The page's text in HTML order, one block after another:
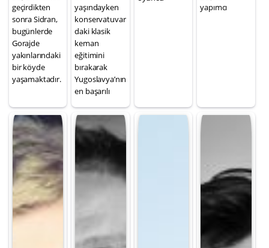
geçirdikten
sonra Sidran,
bugünlerde
Gorajde
yakınlarındaki
bir köyde
yaşamaktadır.
yaşındayken
konservatuvar
daki klasik
keman
eğitimini
bırakarak
Yugoslavya’nın
en başarılı
yapımcı